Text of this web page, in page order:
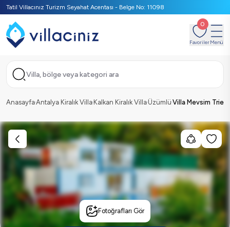
Tatil Villacınız Turizm Seyahat Acentası - Belge No: 11098
0
FavorilerMenü
Villa, bölge veya kategori ara
AnasayfaAntalya Kiralık Villa Kalkan Kiralık Villa Üzümlü Villa Mevsim Trie
Fotoğrafları Gör